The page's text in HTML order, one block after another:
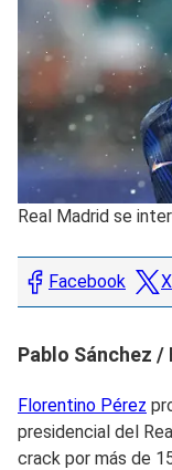
Real Madrid se
Facebook X
Pablo Sánchez /
Florentino Pérez
presidencial del
crack por más de